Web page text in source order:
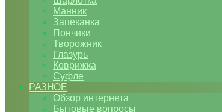
Манник
Запеканка
Пончики
Творожник
Глазурь
Коврижка
Суфле
РАЗНОЕ
Обзор интернета
Бытовые вопросы